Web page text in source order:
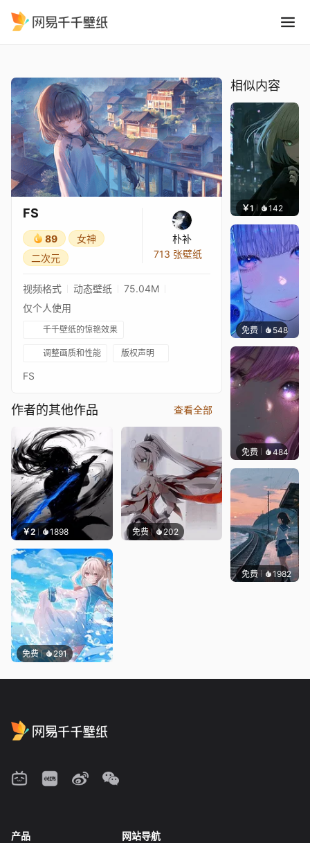
FS
89
女神
二次元
朴补
713 张壁纸
视频格式 动态壁纸
75.04M
仅个人使用
千千壁纸的惊艳效果
调整画质和性能 版权声明
FS
作者的其他作品 查看全部
￥2 1898 免费 202
免费 291
相似内容
￥1 142
免费 548辰东
免费 484辰东
免费 1982辰东
产品 网站导航